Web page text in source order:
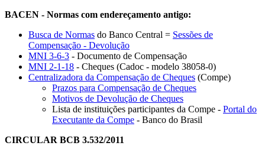
BACEN - Normas com endereçamento antigo:
Busca de Normas do Banco Central = Sessões de
Compensação - Devolução
MNI 3-6-3 - Documento de Compensação
MNI 2-1-18 - Cheques (Cadoc - modelo 38058-0)
Centralizadora da Compensação de Cheques (Compe)
Prazos para Compensação de Cheques
Motivos de Devolução de Cheques
Lista de instituições participantes da Compe - Portal do
Executante da Compe - Banco do Brasil
CIRCULAR BCB 3.532/2011